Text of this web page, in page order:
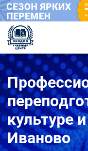
культуре
Иваново